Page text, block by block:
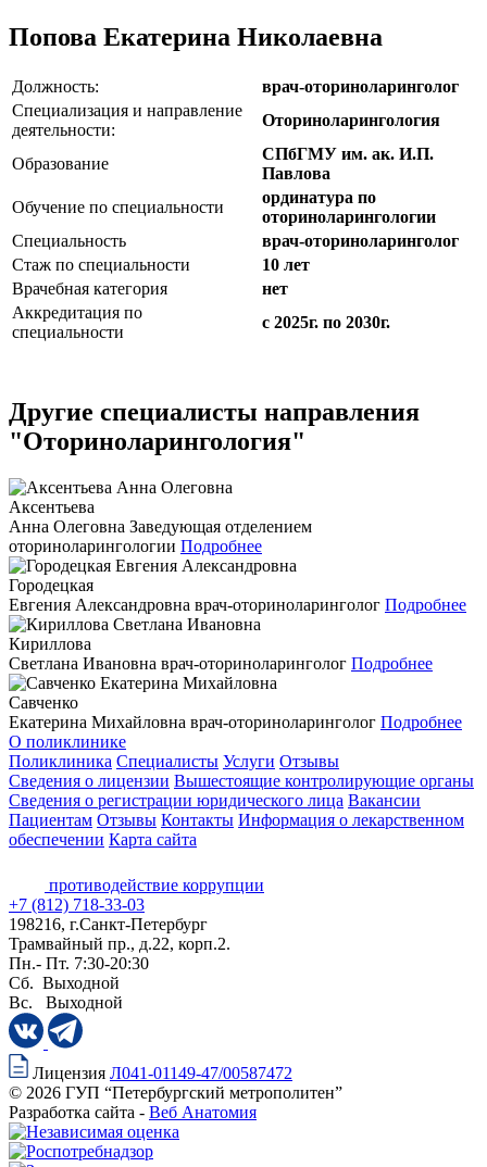
Попова Екатерина Николаевна
Должность:
врач-оториноларинголог
Специализация и направление
деятельности:
Оториноларингология
Образование
СПбГМУ им. ак. И.П.
Павлова
Обучение по специальности
ординатура по
оториноларингологии
Специальность
врач-оториноларинголог
Стаж по специальности
10 лет
Врачебная категория
нет
Аккредитация по
специальности
с 2025г. по 2030г.
Другие специалисты направления
"Оториноларингология"
Аксентьева
Анна Олеговна Заведующая отделением
оториноларингологии Подробнее
Городецкая
Евгения Александровна врач-оториноларинголог Подробнее
Кириллова
Светлана Ивановна врач-оториноларинголог Подробнее
Савченко
Екатерина Михайловна врач-оториноларинголог Подробнее
О поликлинике
Поликлиника Специалисты Услуги Отзывы
Сведения о лицензии Вышестоящие контролирующие органы
Сведения о регистрации юридического лица Вакансии
Пациентам Отзывы Контакты Информация о лекарственном
обеспечении Карта сайта
противодействие коррупции
+7 (812) 718-33-03
198216, г.Санкт-Петербург
Трамвайный пр., д.22, корп.2.
Пн.- Пт. 7:30-20:30
Сб. Выходной
Вс. Выходной
Лицензия Л041-01149-47/00587472
© 2026 ГУП “Петербургский метрополитен”
Разработка сайта - Веб Анатомия